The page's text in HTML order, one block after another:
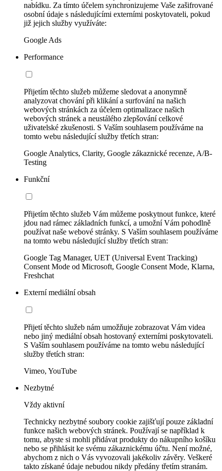
nabídku. Za tímto účelem synchronizujeme Vaše zašifrované
osobní údaje s následujícími externími poskytovateli, pokud
již jejich služby využíváte:
Google Ads
Performance
Přijetím těchto služeb můžeme sledovat a anonymně
analyzovat chování při klikání a surfování na našich
webových stránkách za účelem optimalizace našich
webových stránek a neustálého zlepšování celkové
uživatelské zkušenosti. S Vaším souhlasem používáme na
tomto webu následující služby třetích stran:
Google Analytics, Clarity, Google zákaznické recenze, A/B-
Testing
Funkční
Přijetím těchto služeb Vám můžeme poskytnout funkce, které
jdou nad rámec základních funkcí, a umožní Vám pohodlně
používat naše webové stránky. S Vaším souhlasem používáme
na tomto webu následující služby třetích stran:
Google Tag Manager, UET (Universal Event Tracking)
Consent Mode od Microsoft, Google Consent Mode, Klarna,
Freshchat
Externí mediální obsah
Přijetí těchto služeb nám umožňuje zobrazovat Vám videa
nebo jiný mediální obsah hostovaný externími poskytovateli.
S Vaším souhlasem používáme na tomto webu následující
služby třetích stran:
Vimeo, YouTube
Nezbytné
Vždy aktivní
Technicky nezbytné soubory cookie zajišťují pouze základní
funkce našich webových stránek. Používají se například k
tomu, abyste si mohli přidávat produkty do nákupního košíku
nebo se přihlásit ke svému zákaznickému účtu. Není možné,
abychom z nich o Vás vyvozovali jakékoliv závěry. Veškeré
takto získané údaje nebudou nikdy předány třetím stranám.